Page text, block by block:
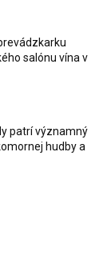
salónu vína v
patrí významný
hudby a